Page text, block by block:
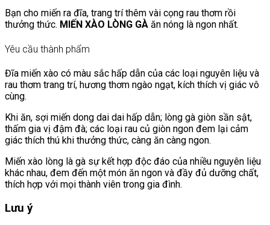
Bạn cho miến ra đĩa, trang trí thêm vài cọng rau thơm rồi
thưởng thức. MIẾN XÀO LÒNG GÀ ăn nóng là ngon nhất.
Yêu cầu thành phẩm
Đĩa miến xào có màu sắc hấp dẫn của các loại nguyên liệu và
rau thơm trang trí, hương thơm ngào ngạt, kích thích vị giác vô
cùng.
Khi ăn, sợi miến dong dai dai hấp dẫn; lòng gà giòn sần sật,
thấm gia vị đậm đà; các loại rau củ giòn ngon đem lại cảm
giác thích thú khi thưởng thức, càng ăn càng ngon.
Miến xào lòng là gà sự kết hợp độc đáo của nhiều nguyên liệu
khác nhau, đem đến một món ăn ngon và đầy đủ dưỡng chất,
thích hợp với mọi thành viên trong gia đình.
Lưu ý